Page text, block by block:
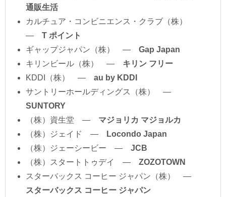
通販生活
カルチュア・コンビニエンス・クラブ（株）
― T ポイント
ギャップジャパン（株） ― Gap Japan
キリンビール（株） ― キリン フリー
KDDI（株） ― au by KDDI
サントリーホールディングス（株） ―
SUNTORY
（株）資生堂 ― マジョリカ マジョルカ
（株）ジェイド ―
Locondo Japan
（株）ジェーシービー ― JCB
（株）スタートトゥデイ ― ZOZOTOWN
スターバックス コーヒー ジャパン（株） ―
スターバックス コーヒー ジャパン